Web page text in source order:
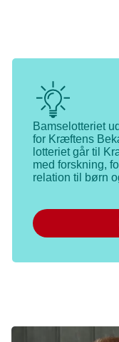
Bamselotteriet
for Kræftens
lotteriet går til
med forskning,
relation til børn